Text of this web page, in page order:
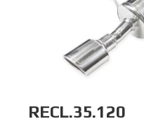
RECL.35.120